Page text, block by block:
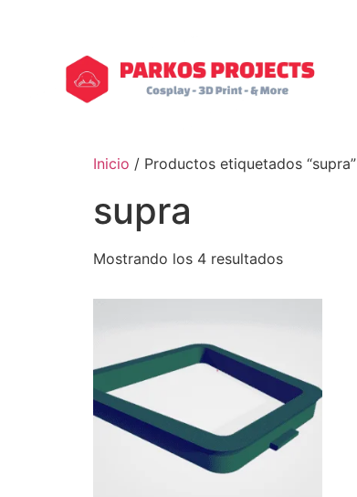
Inicio / Productos etiquetados “supra”
supra
Mostrando los 4 resultados